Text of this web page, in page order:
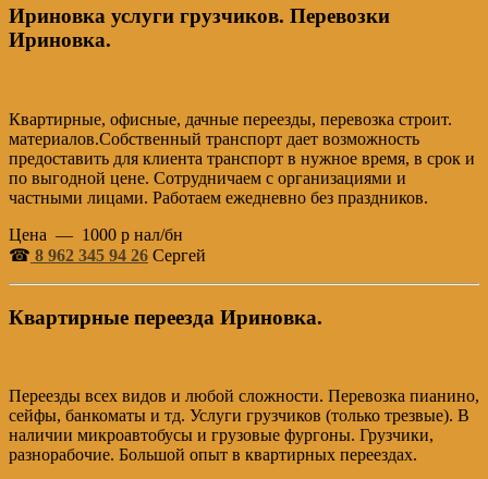
Ириновка услуги грузчиков. Перевозки
Ириновка.
Квартирные, офисные, дачные переезды, перевозка строит.
материалов.Собственный транспорт дает возможность
предоставить для клиента транспорт в нужное время, в срок и
по выгодной цене. Сотрудничаем с организациями и
частными лицами. Работаем ежедневно без праздников.
Цена — 1000 р нал/бн
☎ 8 962 345 94 26 Сергей
Квартирные переезда Ириновка.
Переезды всех видов и любой сложности. Перевозка пианино,
сейфы, банкоматы и тд. Услуги грузчиков (только трезвые). В
наличии микроавтобусы и грузовые фургоны. Грузчики,
разнорабочие. Большой опыт в квартирных переездах.